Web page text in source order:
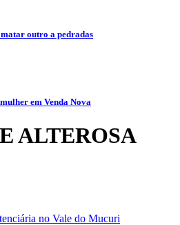
outro a pedradas
em Venda Nova
ALTEROSA
no Vale do Mucuri